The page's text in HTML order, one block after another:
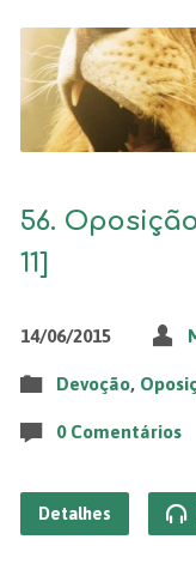
56.
11]
14/06/2015
Devoção,
0 Comentários
Detalhes